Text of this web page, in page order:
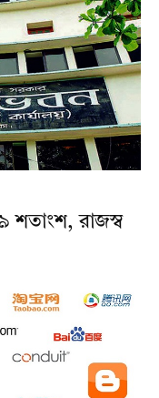
শতাংশ, রাজস্ব